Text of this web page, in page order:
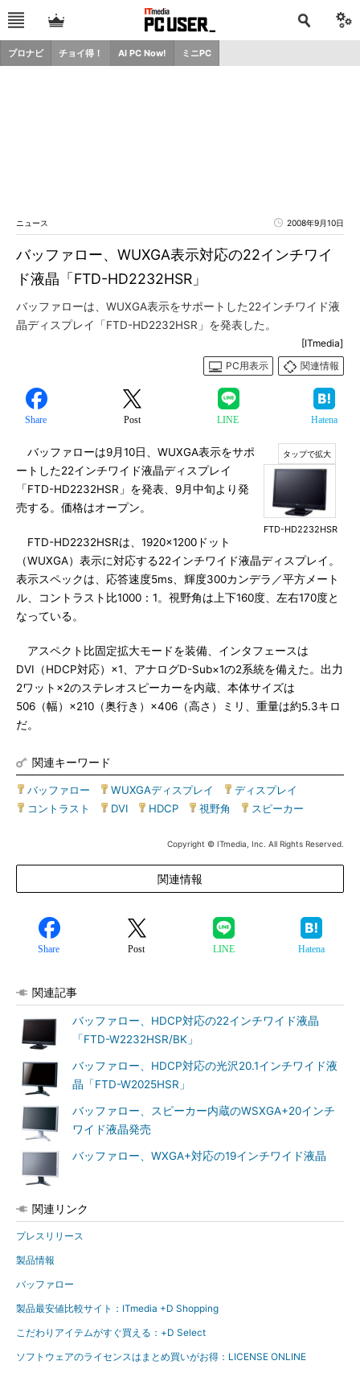
プロナビ チョイ得！ AI PC Now! ミニPC
ニュース 2008年9月10日
バッファロー、WUXGA表示対応の22インチワイ
ド液晶「FTD-HD2232HSR」
バッファローは、WUXGA表示をサポートした22インチワイド液
晶ディスプレイ「FTD-HD2232HSR」を発表した。
[ITmedia]
PC用表示
関連情報
Share Post LINE Hatena
FTD-HD2232HSR
バッファローは9月10日、WUXGA表示をサポ
ートした22インチワイド液晶ディスプレイ
「FTD-HD2232HSR」を発表、9月中旬より発
売する。価格はオープン。
FTD-HD2232HSRは、1920×1200ドット
（WUXGA）表示に対応する22インチワイド液晶ディスプレイ。
表示スペックは、応答速度5ms、輝度300カンデラ／平方メート
ル、コントラスト比1000：1。視野角は上下160度、左右170度と
なっている。
アスペクト比固定拡大モードを装備、インタフェースは
DVI（HDCP対応）×1、アナログD-Sub×1の2系統を備えた。出力
2ワット×2のステレオスピーカーを内蔵、本体サイズは
506（幅）×210（奥行き）×406（高さ）ミリ、重量は約5.3キロ
だ。
関連キーワード
バッファロー WUXGAディスプレイ ディスプレイ
コントラスト
DVI HDCP 視野角 スピーカー
Copyright © ITmedia, Inc. All Rights Reserved.
関連情報
Share Post LINE Hatena
関連記事
バッファロー、HDCP対応の22インチワイド液晶
「FTD-W2232HSR/BK」
バッファロー、HDCP対応の光沢20.1インチワイド液
晶「FTD-W2025HSR」
バッファロー、スピーカー内蔵のWSXGA+20インチ
ワイド液晶発売
バッファロー、WXGA+対応の19インチワイド液晶
関連リンク
プレスリリース
製品情報
バッファロー
製品最安値比較サイト：ITmedia +D Shopping
こだわりアイテムがすぐ買える：+D Select
ソフトウェアのライセンスはまとめ買いがお得：LICENSE ONLINE